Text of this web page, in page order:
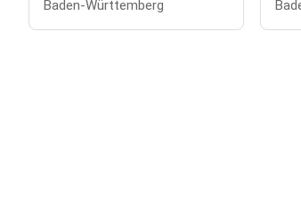
Baden-Württemberg